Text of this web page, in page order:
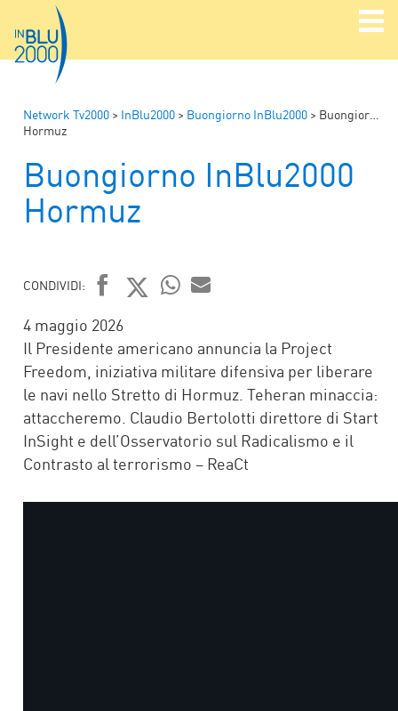
Network Tv2000 > InBlu2000 > Buongiorno InBlu2000 > Buongiorno InBlu2000
Hormuz
Buongiorno InBlu2000
Hormuz
CONDIVIDI:
FACEBOOK
TWITTER
4 maggio 2026
Il Presidente americano annuncia la Project
Freedom, iniziativa militare difensiva per liberare
le navi nello Stretto di Hormuz. Teheran minaccia:
attaccheremo. Claudio Bertolotti direttore di Start
InSight e dell’Osservatorio sul Radicalismo e il
Contrasto al terrorismo – ReaCt